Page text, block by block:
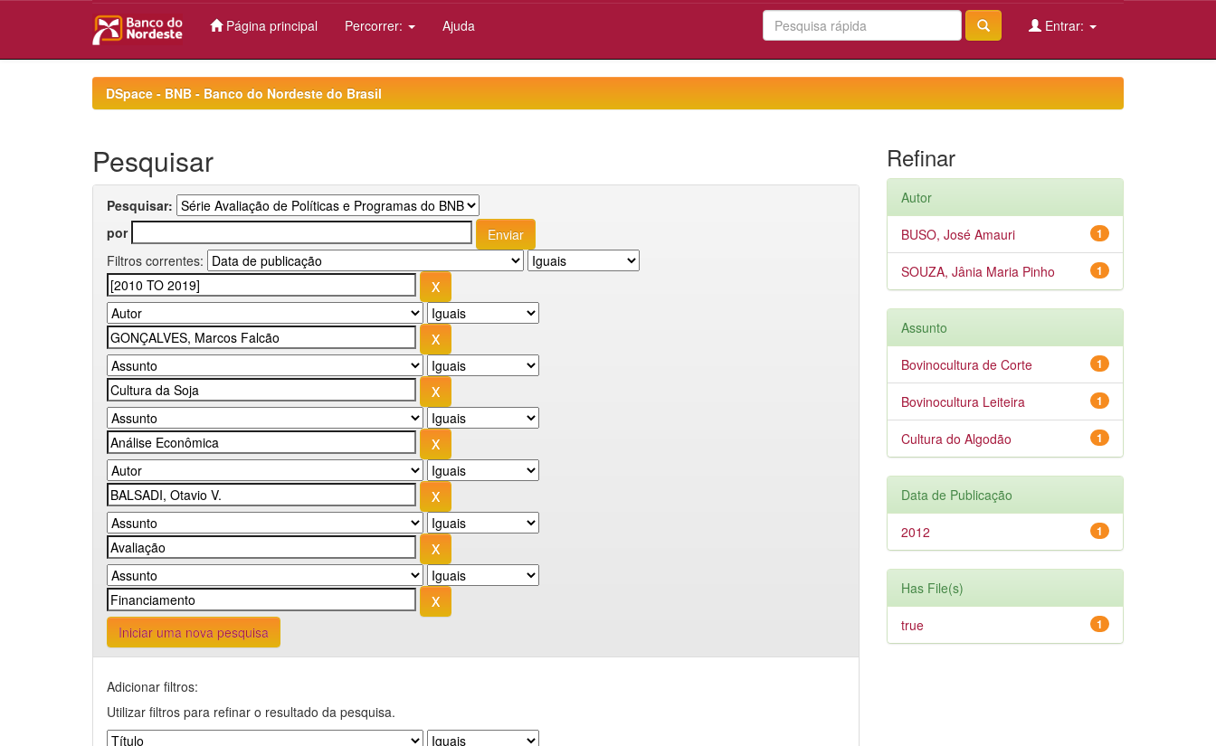
Página principal Percorrer: Ajuda Entrar:
DSpace - BNB - Banco do Nordeste do Brasil
Pesquisar
Pesquisar:
por
Filtros correntes:
Iniciar uma nova pesquisa
Adicionar filtros:
Utilizar filtros para refinar o resultado da pesquisa.
Refinar
Autor
1
BUSO, José Amauri
1
SOUZA, Jânia Maria Pinho
Assunto
1
Bovinocultura de Corte
1
Bovinocultura Leiteira
1
Cultura do Algodão
Data de Publicação
1
2012
Has File(s)
1
true